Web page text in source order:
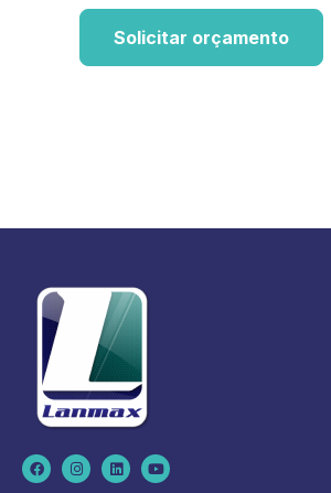
Solicitar orçamento
F
a
c
I
n
s
L
i
n
Y
o
u